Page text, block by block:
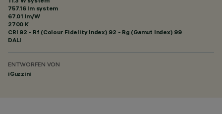
757.16 lm system
67.01 lm/W
2700 K
CRI 92 - Rf (Colour Fidelity Index) 92 - Rg (Gamut Index) 99
DALI
ENTWORFEN VON
iGuzzini